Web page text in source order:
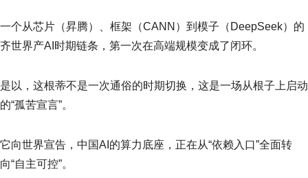
一个从芯片（昇腾）、框架（CANN）到模子（DeepSeek）的
齐世界产AI时期链条，第一次在高端规模变成了闭环。
是以，这根蒂不是一次通俗的时期切换，这是一场从根子上启动
的“孤苦宣言”。
它向世界宣告，中国AI的算力底座，正在从“依赖入口”全面转
向“自主可控”。